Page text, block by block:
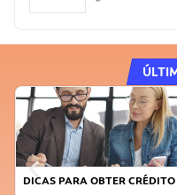
DICAS PARA OBTER CRÉDITO